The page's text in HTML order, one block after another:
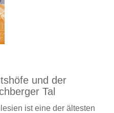
und der
Tal
ist eine der ältesten